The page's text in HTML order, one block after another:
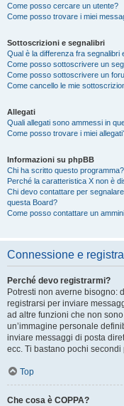
Come posso cercare un utente?
Come posso trovare i miei
Sottoscrizioni e segnalibri
Qual è la differenza fra segnalibri
Come posso sottoscrivere un
Come posso sottoscrivere un
Come cancello le mie
Allegati
Quali allegati sono ammessi in
Come posso trovare i miei
Informazioni su phpBB
Chi ha scritto questo programma?
Perché la caratteristica X non è
Chi devo contattare per
questa Board?
Come posso contattare un
Connessione e
Perché devo registrarmi?
Potresti non averne bisogno:
registrarsi per inviare
ad altre funzioni che non
un’immagine personale
inviare messaggi di posta
ecc. Ti bastano pochi
Top
Che cosa è COPPA?